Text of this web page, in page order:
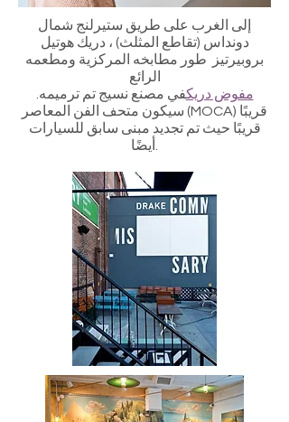
إلى الغرب على طريق ستيرلنج شمال
دونداس (تقاطع المثلث) ، دريك هوتيل
بروبيرتيز طور مطابخه المركزية ومطعمه
الرائع
مفوض دريكفي مصنع نسيج تم ترميمه.
سيكون متحف الفن المعاصر (MOCA) قريبًا
قريبًا حيث تم تجديد مبنى سابق للسيارات